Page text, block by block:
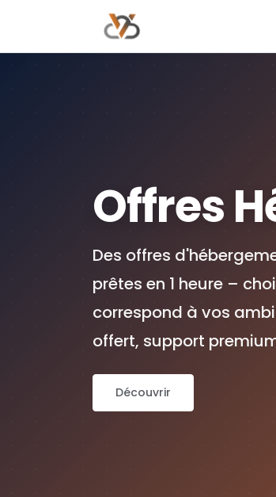
Offres
Des offres
prêtes en 1 heure –
correspond à vos
offert, support
Découvrir